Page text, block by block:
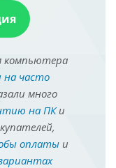
компьютера
часто
много
на ПКи
оплатыи